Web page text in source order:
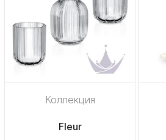
Коллекция
Fleur